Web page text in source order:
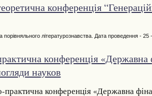
конференція
порівняльного літературознавства. Дата проведення - 25
конференція «Державна
науков
практична конференція «Державна